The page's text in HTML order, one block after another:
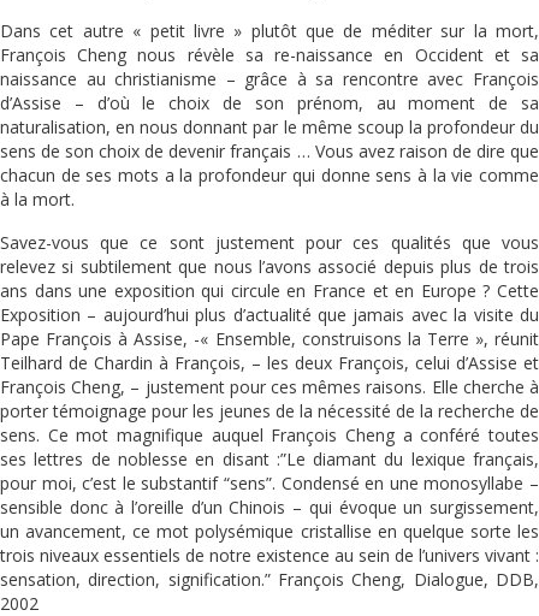
Dans cet autre « petit livre » plutôt que de méditer sur la mort,
François Cheng nous révèle sa re-naissance en Occident et sa
naissance au christianisme – grâce à sa rencontre avec François
d’Assise – d’où le choix de son prénom, au moment de sa
naturalisation, en nous donnant par le même scoup la profondeur du
sens de son choix de devenir français … Vous avez raison de dire que
chacun de ses mots a la profondeur qui donne sens à la vie comme
à la mort.
Savez-vous que ce sont justement pour ces qualités que vous
relevez si subtilement que nous l’avons associé depuis plus de trois
ans dans une exposition qui circule en France et en Europe ? Cette
Exposition – aujourd’hui plus d’actualité que jamais avec la visite du
Pape François à Assise, -« Ensemble, construisons la Terre », réunit
Teilhard de Chardin à François, – les deux François, celui d’Assise et
François Cheng, – justement pour ces mêmes raisons. Elle cherche à
porter témoignage pour les jeunes de la nécessité de la recherche de
sens. Ce mot magnifique auquel François Cheng a conféré toutes
ses lettres de noblesse en disant :”Le diamant du lexique français,
pour moi, c’est le substantif “sens”. Condensé en une monosyllabe –
sensible donc à l’oreille d’un Chinois – qui évoque un surgissement,
un avancement, ce mot polysémique cristallise en quelque sorte les
trois niveaux essentiels de notre existence au sein de l’univers vivant :
sensation, direction, signification.” François Cheng, Dialogue, DDB,
2002